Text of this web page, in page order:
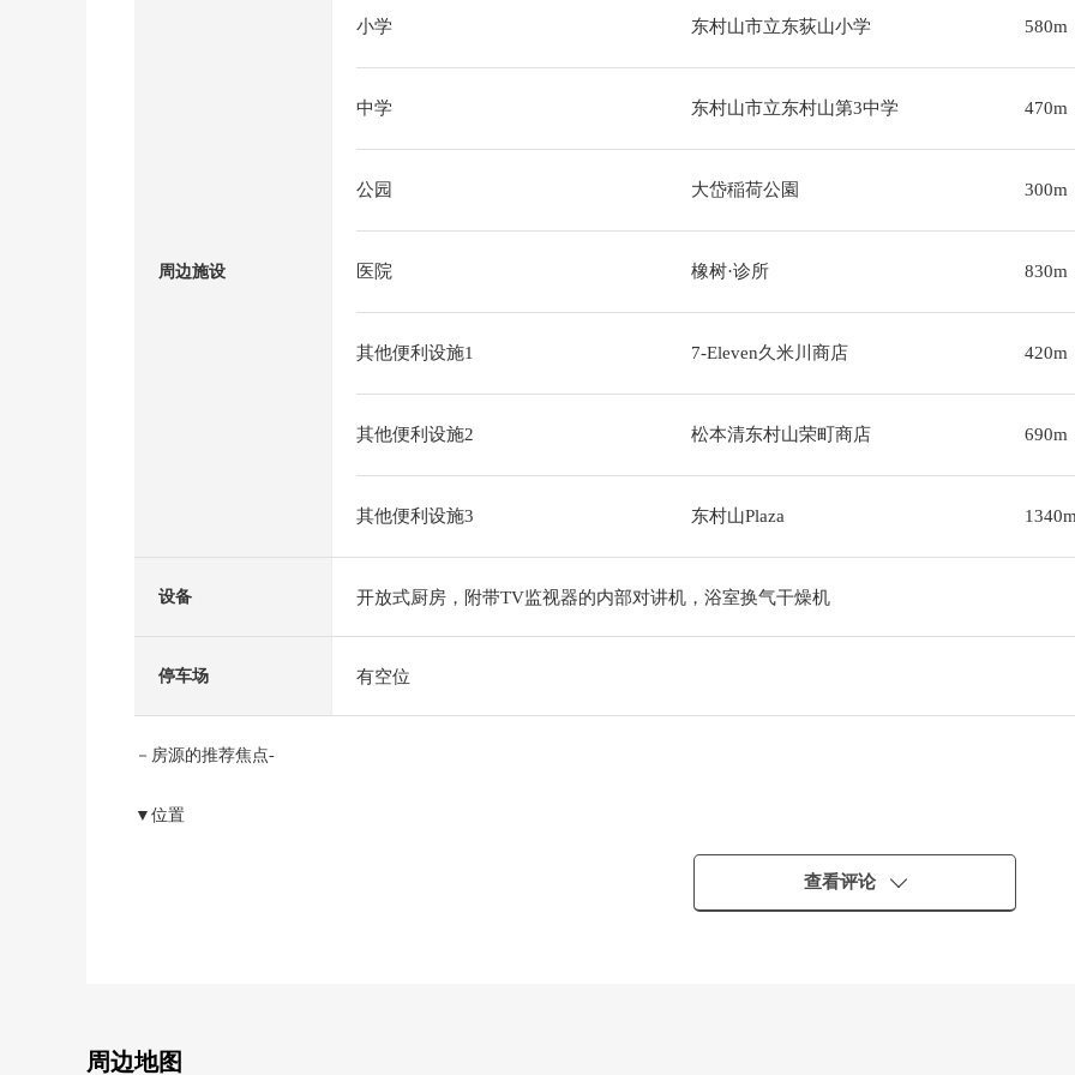
周边施设
小学 东村山市立东荻山小学 580m
中学 东村山市立东村山第3中学 470m
公园 大岱稲荷公園 300m
医院 橡树·诊所 830m
其他便利设施1 7-Eleven久米川商店 420m
其他便利设施2 松本清东村山荣町商店 690m
其他便利设施3 东村山Plaza
设备 开放式厨房，附带TV监视器的内部对讲机，浴室换气干燥机
停车场 有空位
－房源的推荐焦点-
▼位置
・有约21张塌塌米舒适的客厅
查看评论
周边地图